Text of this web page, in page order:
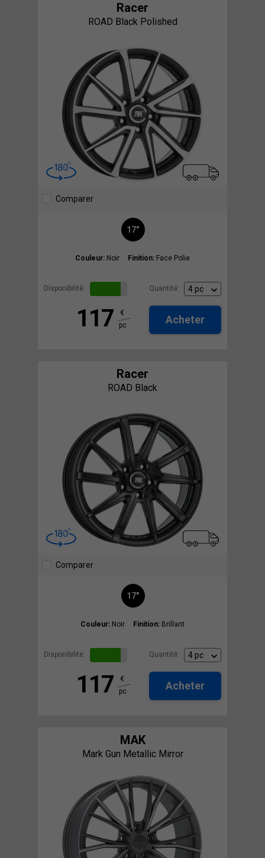
Racer
ROAD Black Polished
Comparer
17"
Couleur: Noir Finition: Face Polie
Disponibilité: Quantité:
117
€
pc
Acheter
Racer
ROAD Black
Comparer
17"
Couleur: Noir Finition: Brillant
Disponibilité: Quantité:
117
€
pc
Acheter
MAK
Mark Gun Metallic Mirror